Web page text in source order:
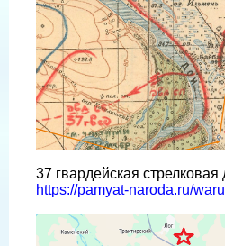
37 гвардейская стрелковая
https://pamyat-naroda.ru/